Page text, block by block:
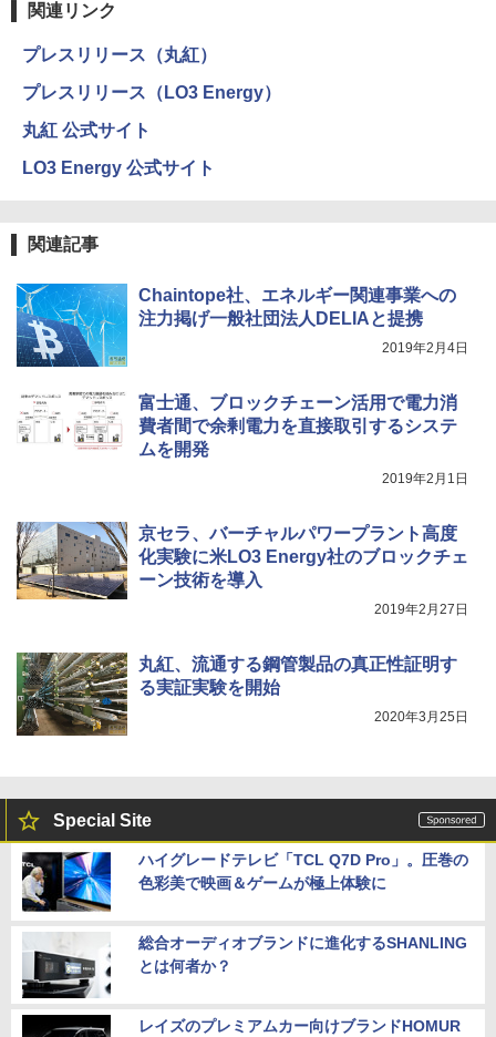
関連リンク
プレスリリース（丸紅）
プレスリリース（LO3 Energy）
丸紅 公式サイト
LO3 Energy 公式サイト
関連記事
Chaintope社、エネルギー関連事業への
注力掲げ一般社団法人DELIAと提携
2019年2月4日
富士通、ブロックチェーン活用で電力消
費者間で余剰電力を直接取引するシステ
ムを開発
2019年2月1日
京セラ、バーチャルパワープラント高度
化実験に米LO3 Energy社のブロックチェ
ーン技術を導入
2019年2月27日
丸紅、流通する鋼管製品の真正性証明す
る実証実験を開始
2020年3月25日
Special Site
ハイグレードテレビ「TCL Q7D Pro」。圧巻の
色彩美で映画＆ゲームが極上体験に
総合オーディオブランドに進化するSHANLING
とは何者か？
レイズのプレミアムカー向けブランドHOMUR